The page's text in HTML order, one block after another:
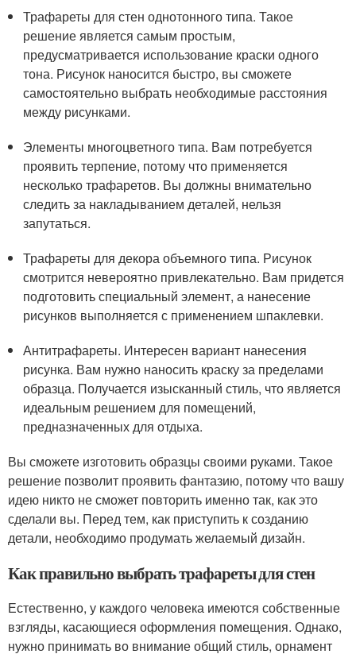
Трафареты для стен однотонного типа. Такое
решение является самым простым,
предусматривается использование краски одного
тона. Рисунок наносится быстро, вы сможете
самостоятельно выбрать необходимые расстояния
между рисунками.
Элементы многоцветного типа. Вам потребуется
проявить терпение, потому что применяется
несколько трафаретов. Вы должны внимательно
следить за накладыванием деталей, нельзя
запутаться.
Трафареты для декора объемного типа. Рисунок
смотрится невероятно привлекательно. Вам придется
подготовить специальный элемент, а нанесение
рисунков выполняется с применением шпаклевки.
Антитрафареты. Интересен вариант нанесения
рисунка. Вам нужно наносить краску за пределами
образца. Получается изысканный стиль, что является
идеальным решением для помещений,
предназначенных для отдыха.
Вы сможете изготовить образцы своими руками. Такое
решение позволит проявить фантазию, потому что вашу
идею никто не сможет повторить именно так, как это
сделали вы. Перед тем, как приступить к созданию
детали, необходимо продумать желаемый дизайн.
Как правильно выбрать трафареты для стен
Естественно, у каждого человека имеются собственные
взгляды, касающиеся оформления помещения. Однако,
нужно принимать во внимание общий стиль, орнамент